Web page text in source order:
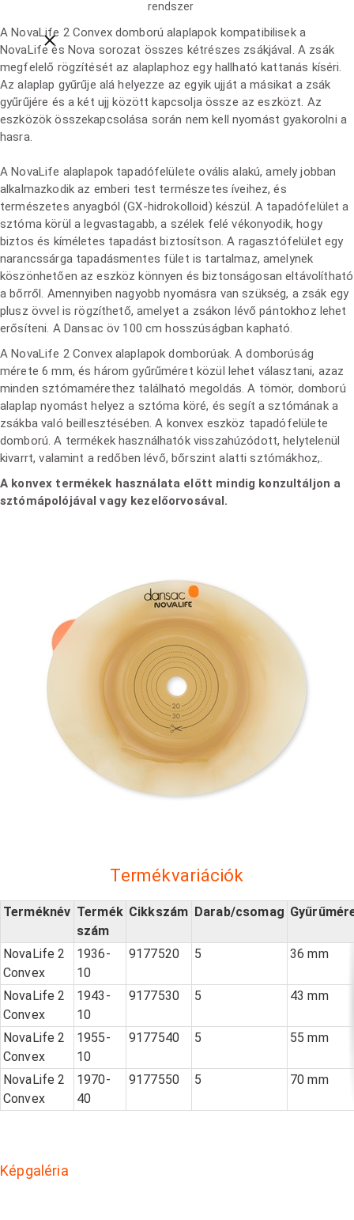
Close breadcrumbs
rendszer
A NovaLife 2 Convex domború alaplapok kompatibilisek a
NovaLife és Nova sorozat összes kétrészes zsákjával. A zsák
megfelelő rögzítését az alaplaphoz egy hallható kattanás kíséri.
Az alaplap gyűrűje alá helyezze az egyik ujját a másikat a zsák
gyűrűjére és a két ujj között kapcsolja össze az eszközt. Az
eszközök összekapcsolása során nem kell nyomást gyakorolni a
hasra.
A NovaLife alaplapok tapadófelülete ovális alakú, amely jobban
alkalmazkodik az emberi test természetes íveihez, és
természetes anyagból (GX-hidrokolloid) készül. A tapadófelület a
sztóma körül a legvastagabb, a szélek felé vékonyodik, hogy
biztos és kíméletes tapadást biztosítson. A ragasztófelület egy
narancssárga tapadásmentes fület is tartalmaz, amelynek
köszönhetően az eszköz könnyen és biztonságosan eltávolítható
a bőrről. Amennyiben nagyobb nyomásra van szükség, a zsák egy
plusz övvel is rögzíthető, amelyet a zsákon lévő pántokhoz lehet
erősíteni. A Dansac öv 100 cm hosszúságban kapható.
A NovaLife 2 Convex alaplapok domborúak. A domborúság
mérete 6 mm, és három gyűrűméret közül lehet választani, azaz
minden sztómamérethez található megoldás. A tömör, domború
alaplap nyomást helyez a sztóma köré, és segít a sztómának a
zsákba való beillesztésében. A konvex eszköz tapadófelülete
domború. A termékek használhatók visszahúzódott, helytelenül
kivarrt, valamint a redőben lévő, bőrszint alatti sztómákhoz,.
A konvex termékek használata előtt mindig konzultáljon a
sztómápolójával vagy kezelőorvosával.
Termékvariációk
Terméknév Termék
szám
Cikkszám Darab/csomag
NovaLife 2
Convex
1936-
10
9177520 5 36 mm
NovaLife 2
Convex
1943-
10
9177530 5 43 mm
NovaLife 2
Convex
1955-
10
9177540 5 55 mm
NovaLife 2
Convex
1970-
40
9177550 5 70 mm
Képgaléria